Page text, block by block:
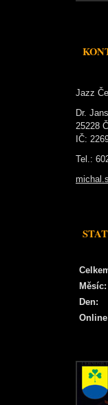
Jazz
Dr.
25228
IČ:
Tel.:
Měsíc:
Den: